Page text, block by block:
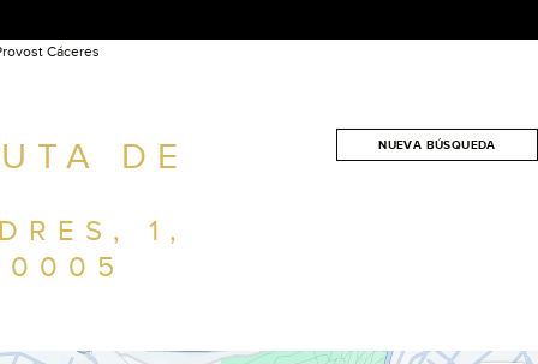
Cáceres
DE
1,
NUEVA BÚSQUEDA